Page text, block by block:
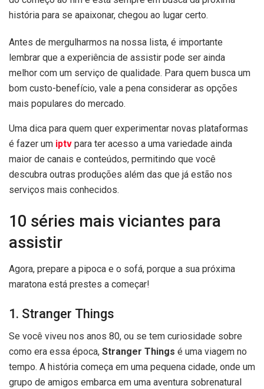
história para se apaixonar, chegou ao lugar certo.
Antes de mergulharmos na nossa lista, é importante
lembrar que a experiência de assistir pode ser ainda
melhor com um serviço de qualidade. Para quem busca um
bom custo-benefício, vale a pena considerar as opções
mais populares do mercado.
Uma dica para quem quer experimentar novas plataformas
é fazer um iptv para ter acesso a uma variedade ainda
maior de canais e conteúdos, permitindo que você
descubra outras produções além das que já estão nos
serviços mais conhecidos.
10 séries mais viciantes para
assistir
Agora, prepare a pipoca e o sofá, porque a sua próxima
maratona está prestes a começar!
1. Stranger Things
Se você viveu nos anos 80, ou se tem curiosidade sobre
como era essa época, Stranger Things é uma viagem no
tempo. A história começa em uma pequena cidade, onde um
grupo de amigos embarca em uma aventura sobrenatural